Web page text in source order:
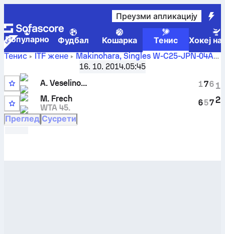
Преузми апликацију
Популарно Фудбал Кошарка Тенис
Хокеј
Тенис
ITF жене
Makinohara, Singles W-C25-JPN-04A
Magdalena Frechрезултати уживо и
резултати међусобних сусрета
16. 10. 2014.05:45
A. Veselinovic
M. Frech
WTA 45.
1
6
7
5
6
7
1
2
Преглед Сусрети